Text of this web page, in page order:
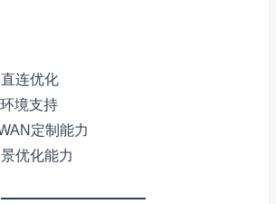
连优化
境支持
定制能力
优化能力